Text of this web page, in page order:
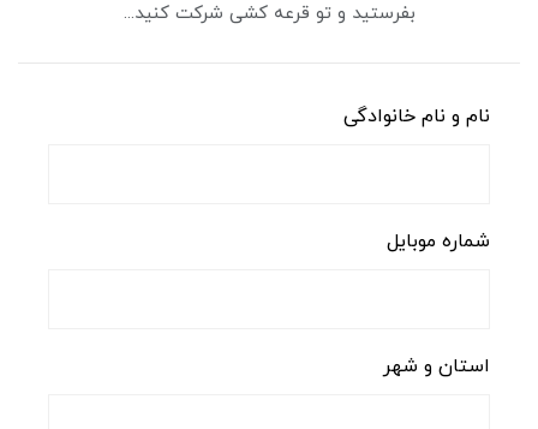
بفرستید و تو قرعه کشی شرکت کنید...
نام و نام خانوادگی
شماره موبایل
استان و شهر